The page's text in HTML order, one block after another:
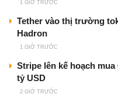
1 GIỜ TRƯỚC
Tether vào thị trường
Hadron
1 GIỜ TRƯỚC
Stripe lên kế hoạch
tỷ USD
2 GIỜ TRƯỚC